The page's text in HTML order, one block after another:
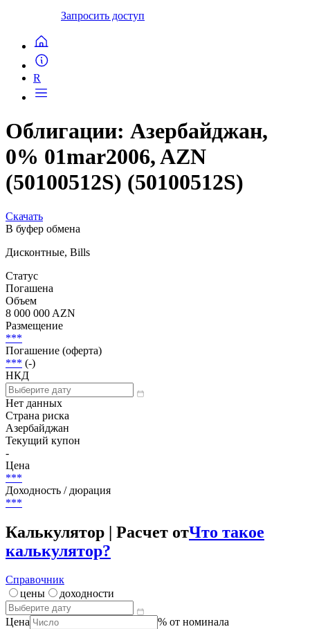
Запросить доступ
R
Облигации: Азербайджан,
0% 01mar2006, AZN
(50100512S) (50100512S)
Скачать
В буфер обмена
Дисконтные, Bills
Статус
Погашена
Объем
8 000 000 AZN
Размещение
***
Погашение (оферта)
*** (-)
НКД
Нет данных
Страна риска
Азербайджан
Текущий купон
-
Цена
***
Доходность / дюрация
***
Калькулятор | Расчет отЧто такое
калькулятор?
Справочник
цены
доходности
Цена
% от номинала